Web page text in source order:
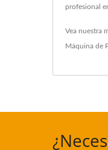
profesional
Vea nuestra
Máquina de